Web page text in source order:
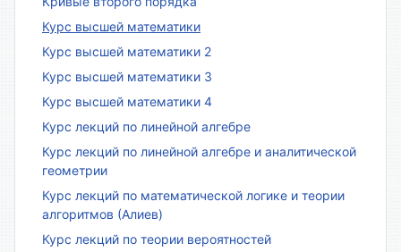
Курс высшей математики
Курс высшей математики 2
Курс высшей математики 3
Курс высшей математики 4
Курс лекций по линейной алгебре
Курс лекций по линейной алгебре и аналитической
геометрии
Курс лекций по математической логике и теории
алгоритмов (Алиев)
Курс лекций по теории вероятностей